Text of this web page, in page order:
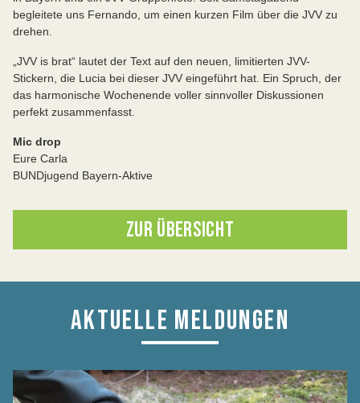
begleitete uns Fernando, um einen kurzen Film über die JVV zu
drehen.
„JVV is brat“ lautet der Text auf den neuen, limitierten JVV-
Stickern, die Lucia bei dieser JVV eingeführt hat. Ein Spruch, der
das harmonische Wochenende voller sinnvoller Diskussionen
perfekt zusammenfasst.
Mic drop
Eure Carla
BUNDjugend Bayern-Aktive
ZUR ÜBERSICHT
AKTUELLE MELDUNGEN